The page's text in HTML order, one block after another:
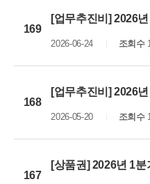
169
[업무추진비] 2026
2026-06-24 조회수
168
[업무추진비] 2026
2026-05-20 조회수
167
[상품권] 2026년 1